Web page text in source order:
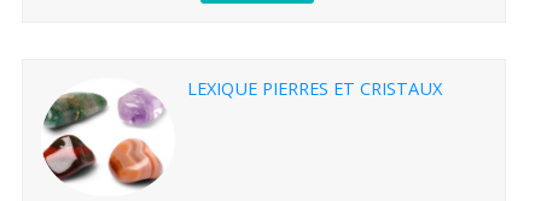
LEXIQUE PIERRES ET CRISTAUX